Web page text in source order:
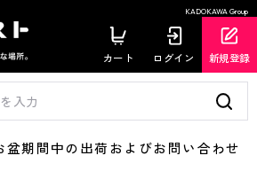
KADOKAWA Group
カート ログイン 新規登録
期間中の出荷およびお問い合わせ